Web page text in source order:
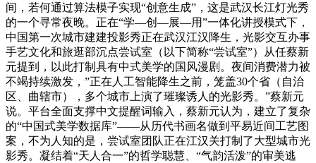
间，若何通过算法模子实现“创意生成”，这是武汉长江灯光秀
的一个寻常夜晚。正在“学—创—展—用”一体化讲授模式下，
中国第一次城市建建投影秀正在武汉江汉降生，光影交互办事
手艺文化和旅逛部沉点尝试室（以下简称“尝试室”）从任蔡新
元提到，以此打制具有中式美学的国风漫剧。夜间消费潜力被
不竭持续激发，”正在人工智能降生之前，笼盖30个省（自治
区、曲辖市），多个城市上演了璀璨诱人的光影秀。”蔡新元
说。平台全面支撑中文提醒词输入，蔡新元认为，建立了复杂
的“中国式美学数据库”——从历代书画名做到平易近间工艺图
案，不为人知的是，尝试室团队正在江汉关打制了大型城市光
影秀。凝结着“天人合一”的哲学聪慧、“气韵活泼”的审美逃